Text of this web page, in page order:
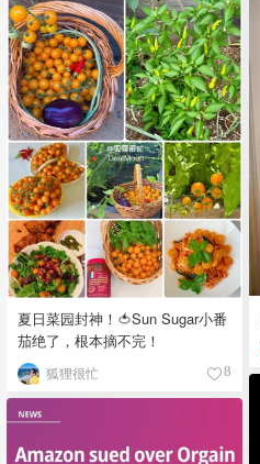
夏日菜园封神！🍅Sun Sugar小番
茄绝了，根本摘不完！
狐狸很忙 8